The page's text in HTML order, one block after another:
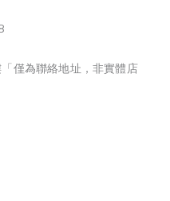
僅為聯絡地址，非實體店